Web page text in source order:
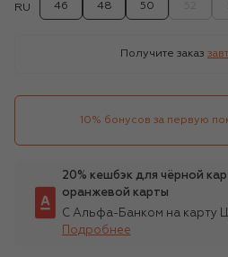
RU 46 48 50
Получите заказ
10% бонусов за первую
20% кешбэк для чёрной
оранжевой карты
С Альфа-Банком на карту
Подробнее